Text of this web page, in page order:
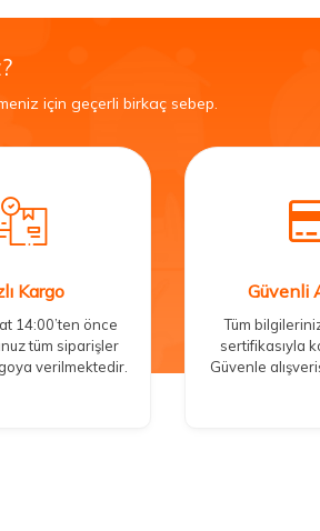
için geçerli birkaç sebep.
Kargo
14:00’ten önce
tüm siparişler
verilmektedir.
Güvenli
Tüm
sertifikasıyla
Güvenle